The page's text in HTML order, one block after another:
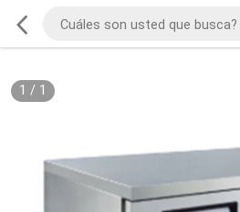
1 / 1